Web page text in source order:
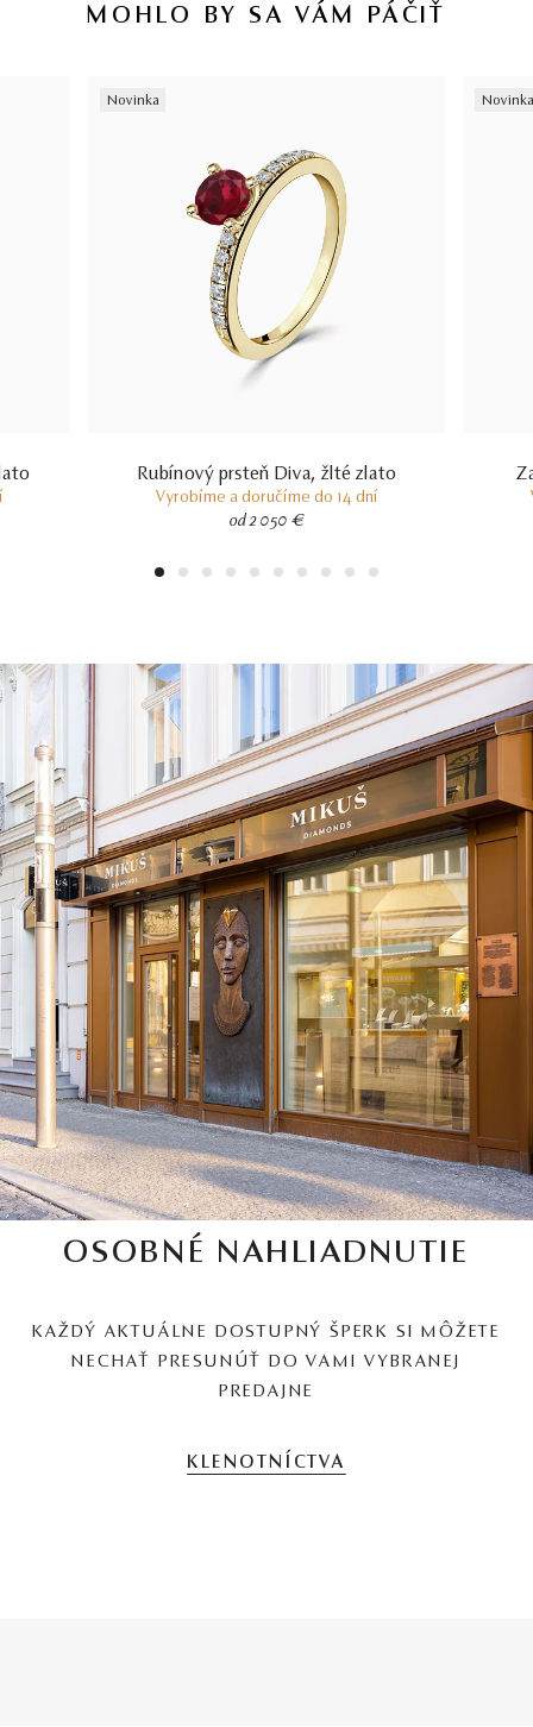
certifikácii diamantov sa dozviete aj v našich dvoch videách –
MOHLO BY SA VÁM PÁČIŤ
Novinka
Rubínový prsteň Diva, žlté zlato
Vyrobíme a doručíme do 14 dní
od 2 050 €
Novinka
1 2 3 4 5 6 7 8 9 10
OSOBNÉ NAHLIADNUTIE
KAŽDÝ AKTUÁLNE DOSTUPNÝ ŠPERK SI MÔŽETE
NECHAŤ PRESUNÚŤ DO VAMI VYBRANEJ
PREDAJNE
KLENOTNÍCTVA